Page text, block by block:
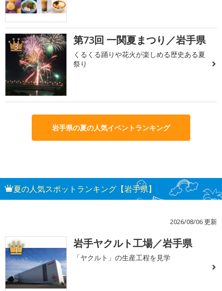
3 第73回 一関夏まつり／岩手県
くるくる踊りや花火が楽しめる歴史ある夏
祭り
岩手県の夏の人気イベントランキング
夏の人気スポットランキング【岩手県】
2026/08/06 更新
1 岩手ヤクルト工場／岩手県
「ヤクルト」の生産工程を見学